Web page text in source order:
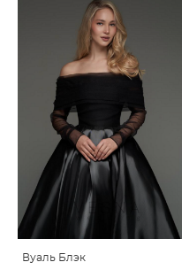
Вуаль Блэк